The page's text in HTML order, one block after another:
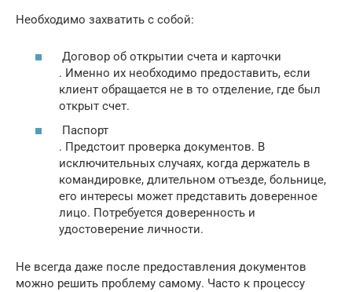
Необходимо захватить с собой:
Договор об открытии счета и карточки
. Именно их необходимо предоставить, если
клиент обращается не в то отделение, где был
открыт счет.
Паспорт
. Предстоит проверка документов. В
исключительных случаях, когда держатель в
командировке, длительном отъезде, больнице,
его интересы может представить доверенное
лицо. Потребуется доверенность и
удостоверение личности.
Не всегда даже после предоставления документов
можно решить проблему самому. Часто к процессу